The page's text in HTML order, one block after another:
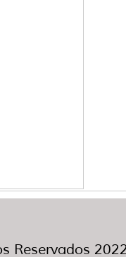
Reservados